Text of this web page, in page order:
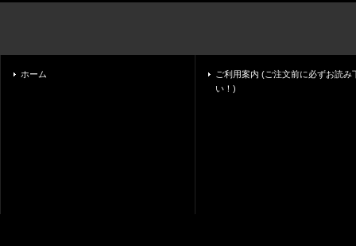
ホーム
ご利用案内 (ご注文前に必ずお読み
い！)